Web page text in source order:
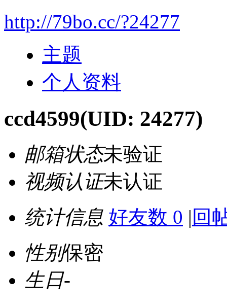
http://79bo.cc/?24277
主题
个人资料
ccd4599(UID: 24277)
邮箱状态未验证
视频认证未认证
统计信息 好友数 0 | 回
性别保密
生日-